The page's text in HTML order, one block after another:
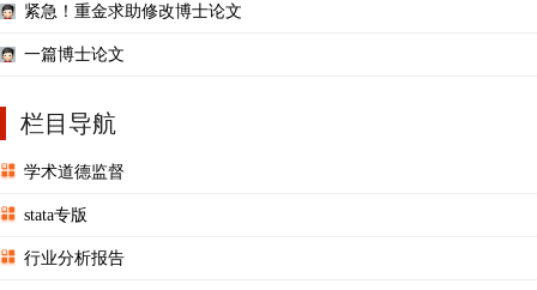
紧急！重金求助修改博士论文
一篇博士论文
栏目导航
学术道德监督
stata专版
行业分析报告